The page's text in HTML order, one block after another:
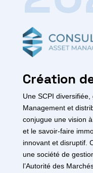
Création
Une SCPI
Management et
conjugue une vision
et le savoir-faire
innovant et disruptif.
une société de
l’Autorité des